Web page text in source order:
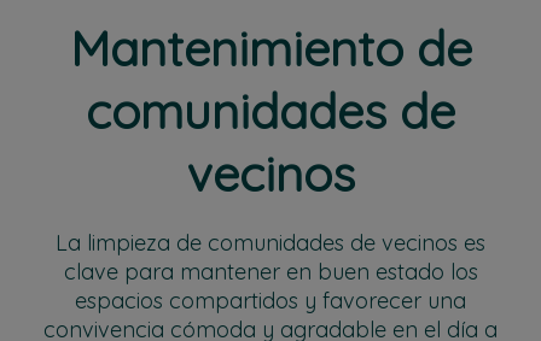
Mantenimiento de
comunidades de
vecinos
La limpieza de comunidades de vecinos es
clave para mantener en buen estado los
espacios compartidos y favorecer una
convivencia cómoda y agradable en el día a